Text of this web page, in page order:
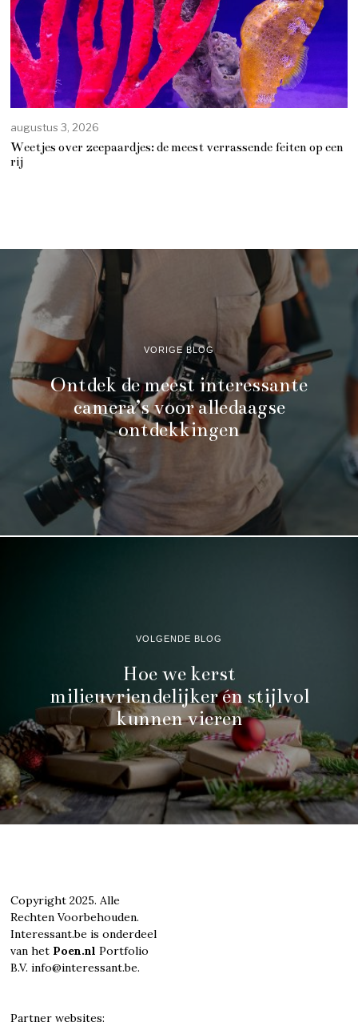
augustus 3, 2026
Weetjes over zeepaardjes: de meest verrassende feiten op een
rij
VORIGE BLOG
Ontdek de meest interessante
camera’s voor alledaagse
ontdekkingen
VOLGENDE BLOG
Hoe we kerst
milieuvriendelijker én stijlvol
kunnen vieren
Copyright 2025. Alle
Rechten Voorbehouden.
Interessant.be is onderdeel
van het Poen.nl Portfolio
B.V. info@interessant.be.
Partner websites: